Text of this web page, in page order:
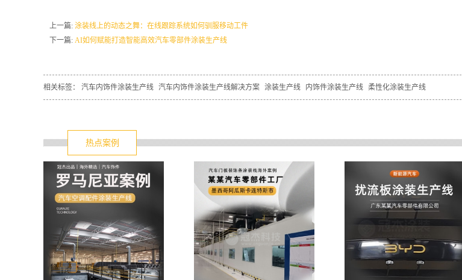
上一篇: 涂装线上的动态之舞：在线跟踪系统如何驯服移动工件
下一篇: AI如何赋能打造智能高效汽车零部件涂装生产线
相关标签： 汽车内饰件涂装生产线 汽车内饰件涂装生产线解决方案 涂装生产线 内饰件涂装生产线 柔性化涂装生产线
热点案例